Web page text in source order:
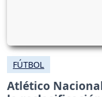
FÚTBOL
Atlético